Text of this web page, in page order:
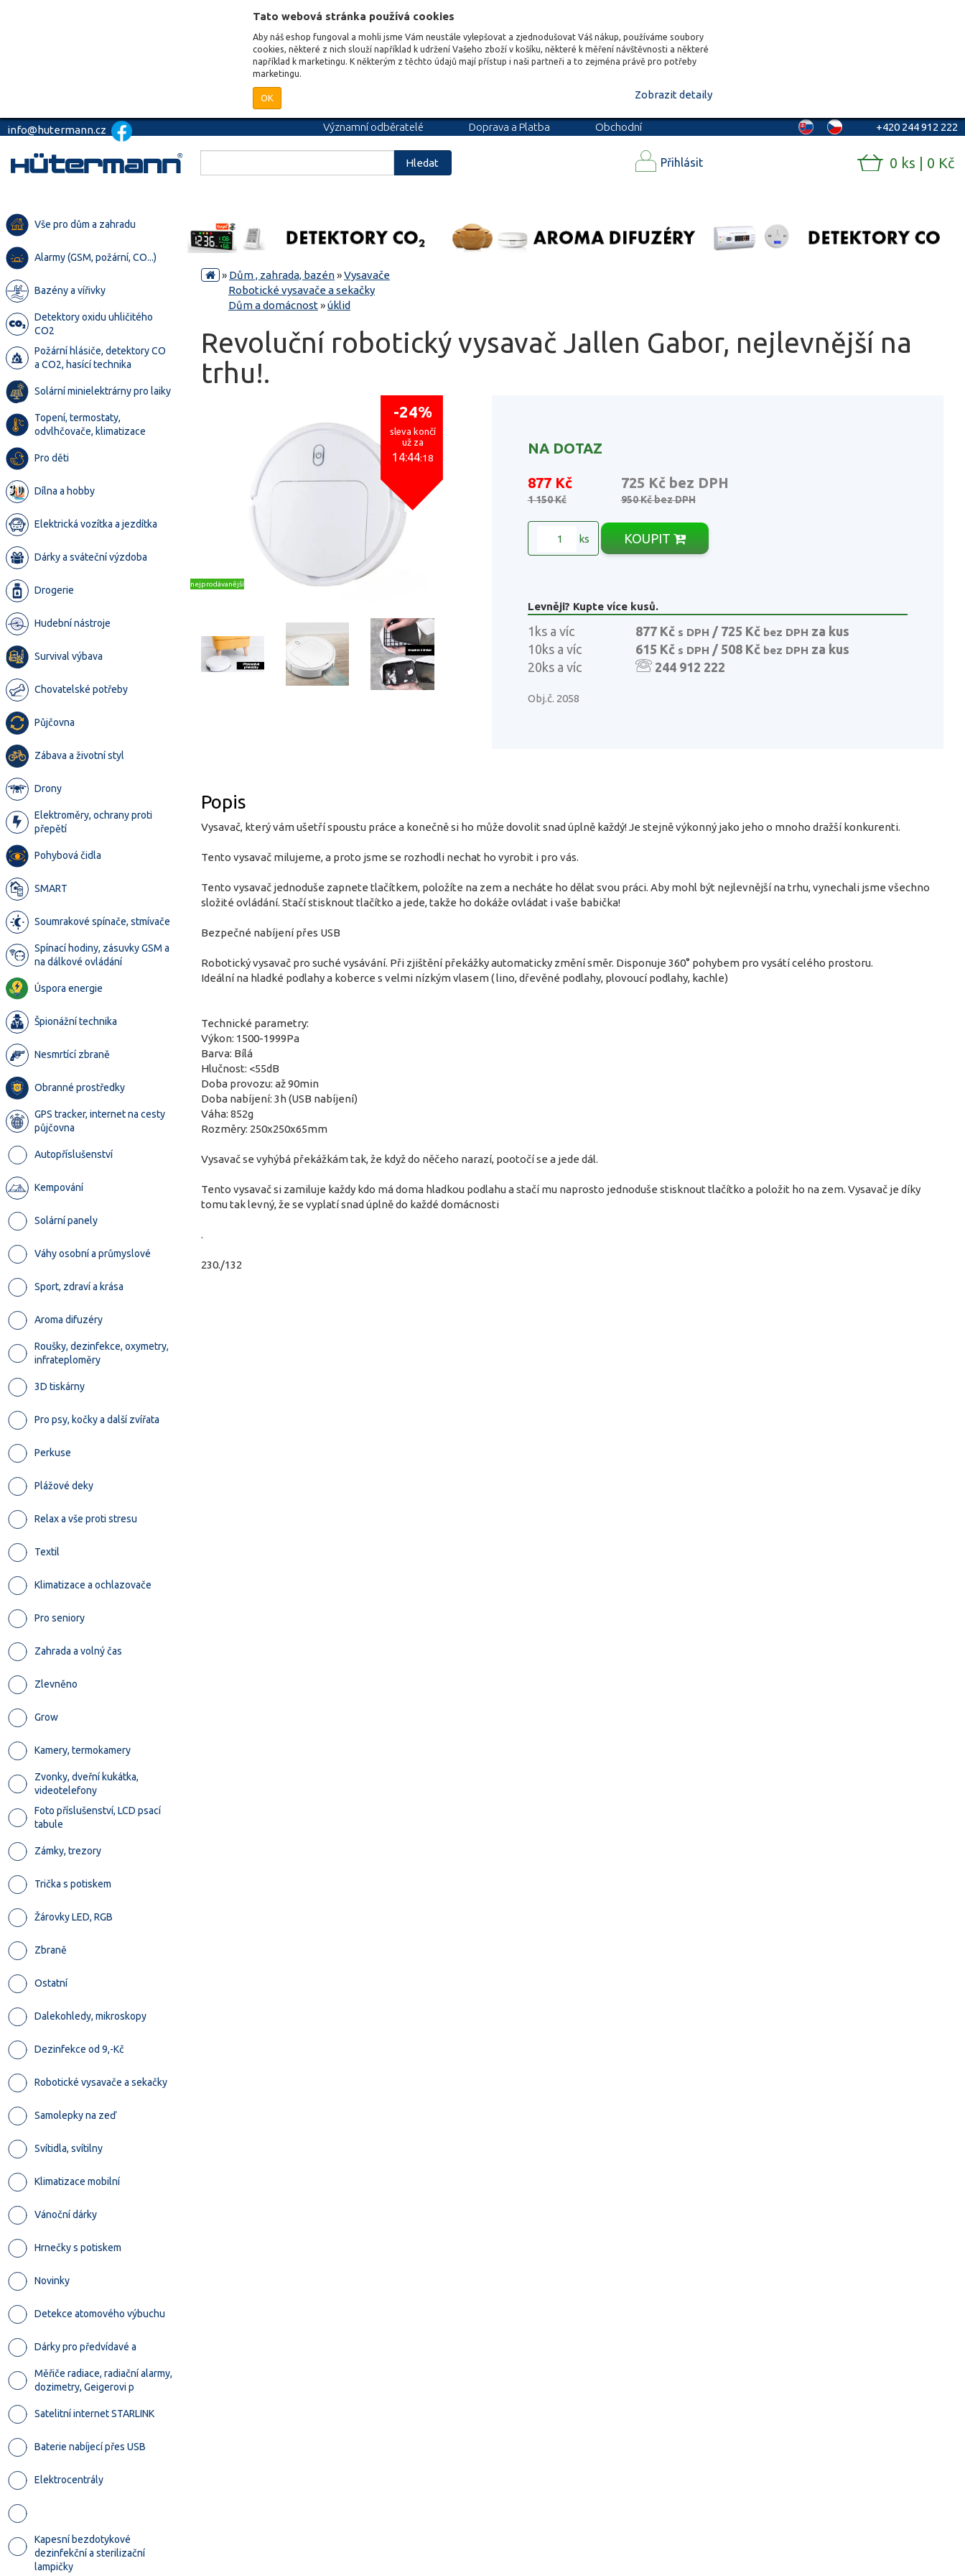
Tato webová stránka používá cookies
Aby náš eshop fungoval a mohli jsme Vám neustále vylepšovat a zjednodušovat Váš nákup, používáme soubory
cookies, některé z nich slouží například k udržení Vašeho zboží v košíku, některé k měření návštěvnosti a některé
například k marketingu. K některým z těchto údajů mají přístup i naši partneři a to zejména právě pro potřeby
marketingu.
OK Zobrazit detaily
info@hutermann.cz Významní odběratelé Doprava a Platba
Obchodní
+420 244 912 222
Hledat Přihlásit 0 ks | 0 Kč
Vše pro dům a zahradu
Alarmy (GSM, požární, CO...)
Bazény a vířivky
Detektory oxidu uhličitého
CO2
Požární hlásiče, detektory CO
a CO2, hasící technika
Solární minielektrárny pro laiky
Topení, termostaty,
odvlhčovače, klimatizace
Pro děti
Dílna a hobby
Elektrická vozítka a jezdítka
Dárky a sváteční výzdoba
Drogerie
Hudební nástroje
Survival výbava
Chovatelské potřeby
Půjčovna
Zábava a životní styl
Drony
Elektroměry, ochrany proti
přepětí
Pohybová čidla
SMART
Soumrakové spínače, stmívače
Spínací hodiny, zásuvky GSM a
na dálkové ovládání
Úspora energie
Špionážní technika
Nesmrtící zbraně
Obranné prostředky
GPS tracker, internet na cesty
půjčovna
Autopříslušenství
Kempování
Solární panely
Váhy osobní a průmyslové
Sport, zdraví a krása
Aroma difuzéry
Roušky, dezinfekce, oxymetry,
infrateploměry
3D tiskárny
Pro psy, kočky a další zvířata
Perkuse
Plážové deky
Relax a vše proti stresu
Textil
Klimatizace a ochlazovače
Pro seniory
Zahrada a volný čas
Zlevněno
Grow
Kamery, termokamery
Zvonky, dveřní kukátka,
videotelefony
Foto příslušenství, LCD psací
tabule
Zámky, trezory
Trička s potiskem
Žárovky LED, RGB
Zbraně
Ostatní
Dalekohledy, mikroskopy
Dezinfekce od 9,-Kč
Robotické vysavače a sekačky
Samolepky na zeď
Svítidla, svítilny
Klimatizace mobilní
Vánoční dárky
Hrnečky s potiskem
Novinky
Detekce atomového výbuchu
Dárky pro předvídavé a
Měřiče radiace, radiační alarmy,
dozimetry, Geigerovi p
Satelitní internet STARLINK
Baterie nabíjecí přes USB
Elektrocentrály
Kapesní bezdotykové
dezinfekční a sterilizační
lampičky
» Dům , zahrada, bazén»Vysavače
Robotické vysavače a sekačky
Dům a domácnost»úklid
Revoluční robotický vysavač Jallen Gabor, nejlevnější na
trhu!.
-24%
sleva končí
už za
14:44:17
nejprodávanější
NA DOTAZ
877 Kč 725 Kč bez DPH
1 150 Kč 950 Kčbez DPH
ks KOUPIT
Levněji? Kupte více kusů.
1ks a víc 877 Kčs DPH / 725 Kč bez DPH za kus
10ks a víc
615 Kčs DPH / 508 Kč bez DPH za kus
20ks a víc
244 912 222
Obj.č. 2058
Popis
Vysavač, který vám ušetří spoustu práce a konečně si ho může dovolit snad úplně každý! Je stejně výkonný jako jeho o mnoho dražší konkurenti.
Tento vysavač milujeme, a proto jsme se rozhodli nechat ho vyrobit i pro vás.
Tento vysavač jednoduše zapnete tlačítkem, položíte na zem a necháte ho dělat svou práci. Aby mohl být nejlevnější na trhu, vynechali jsme všechno
složité ovládání. Stačí stisknout tlačítko a jede, takže ho dokáže ovládat i vaše babička!
Bezpečné nabíjení přes USB
Robotický vysavač pro suché vysávání. Při zjištění překážky automaticky změní směr. Disponuje 360° pohybem pro vysátí celého prostoru.
Ideální na hladké podlahy a koberce s velmi nízkým vlasem ( lino, dřevěné podlahy, plovoucí podlahy, kachle)
Technické parametry:
Výkon: 1500-1999Pa
Barva: Bílá
Hlučnost: <55dB
Doba provozu: až 90min
Doba nabíjení: 3h (USB nabíjení)
Váha: 852g
Rozměry: 250x250x65mm
Vysavač se vyhýbá překážkám tak, že když do něčeho narazí, pootočí se a jede dál.
Tento vysavač si zamiluje každy kdo má doma hladkou podlahu a stačí mu naprosto jednoduše stisknout tlačítko a položit ho na zem. Vysavač je díky
tomu tak levný, že se vyplatí snad úplně do každé domácnosti
.
230./132